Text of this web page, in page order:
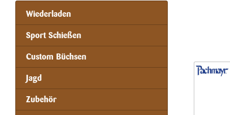
Wiederladen
Sport Schießen
Custom Büchsen
Jagd
Zubehör